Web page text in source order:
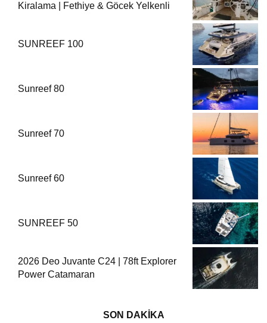
Kiralama | Fethiye & Göcek Yelkenli
SUNREEF 100
Sunreef 80
Sunreef 70
Sunreef 60
SUNREEF 50
2026 Deo Juvante C24 | 78ft Explorer
Power Catamaran
SON DAKİKA